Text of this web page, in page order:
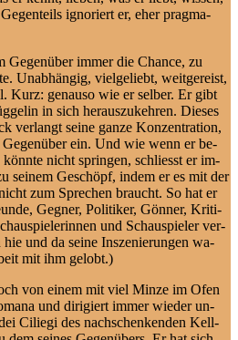
igno­riert er, eher prag­ma­
Ge­gen­über im­mer die Chan­ce, zu
Un­ab­hän­gig, viel­ge­liebt, weit­ge­reist,
Kurz: ge­nau­so wie er sel­ber. Er gibt
in sich her­aus­zu­keh­ren. Die­ses
ver­langt sei­ne gan­ze Kon­zen­tra­ti­on,
Ge­gen­über ein. Und wie wenn er be­
nicht sprin­gen, schliesst er im­
sei­nem Ge­schöpf, in­dem er es mit der
zum Spre­chen braucht. So hat er
Geg­ner, Po­li­ti­ker, Gön­ner, Kri­ti­
und Schau­spie­ler ver­
und da sei­ne In­sze­nie­run­gen wa­
mit ihm gelobt.)
von ei­nem mit viel Min­ze im Ofen
und di­ri­giert im­mer wie­der un­
Ci­lie­gi des nach­schen­ken­den Kell­